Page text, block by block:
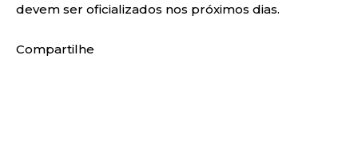
devem ser oficializados nos próximos dias.
Compartilhe